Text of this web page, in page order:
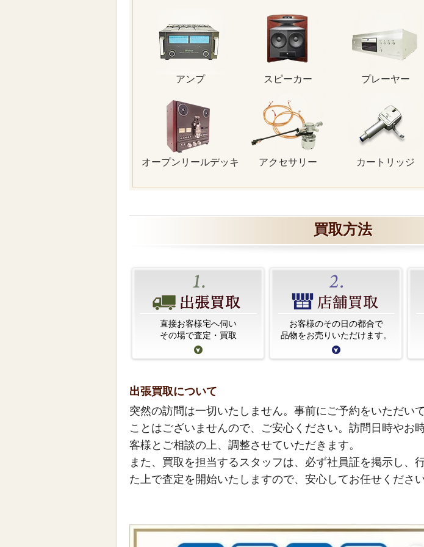
アンプ スピーカー プレーヤー
オープンリールデッキ アクセサリー カートリッジ
買取方法
直接お客様宅へ伺い
その場で査定・買取
お客様のその日の都合で
品物をお売りいただけます。
出張買取について
突然の訪問は一切いたしません。事前にご予約をいただい
ことはございませんので、ご安心ください。訪問日時やお
客様とご相談の上、調整させていただきます。
また、買取を担当するスタッフは、必ず社員証を掲示し、
た上で査定を開始いたしますので、安心してお任せください